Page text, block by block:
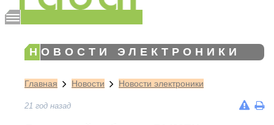
НОВОСТИ ЭЛЕКТРОНИКИ
Главная Новости Новости электроники
21 год назад